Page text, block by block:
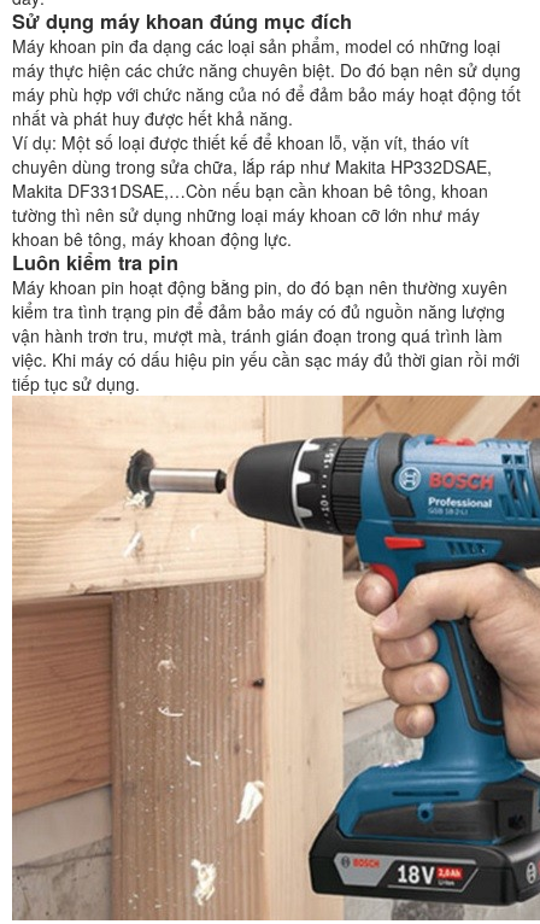
Sử dụng máy khoan đúng mục đích
Máy khoan pin đa dạng các loại sản phẩm, model có những loại
máy thực hiện các chức năng chuyên biệt. Do đó bạn nên sử dụng
máy phù hợp với chức năng của nó để đảm bảo máy hoạt động tốt
nhất và phát huy được hết khả năng.
Ví dụ: Một số loại được thiết kế để khoan lỗ, vặn vít, tháo vít
chuyên dùng trong sửa chữa, lắp ráp như Makita HP332DSAE,
Makita DF331DSAE,…Còn nếu bạn cần khoan bê tông, khoan
tường thì nên sử dụng những loại máy khoan cỡ lớn như máy
khoan bê tông, máy khoan động lực.
Luôn kiểm tra pin
Máy khoan pin hoạt động bằng pin, do đó bạn nên thường xuyên
kiểm tra tình trạng pin để đảm bảo máy có đủ nguồn năng lượng
vận hành trơn tru, mượt mà, tránh gián đoạn trong quá trình làm
việc. Khi máy có dấu hiệu pin yếu cần sạc máy đủ thời gian rồi mới
tiếp tục sử dụng.